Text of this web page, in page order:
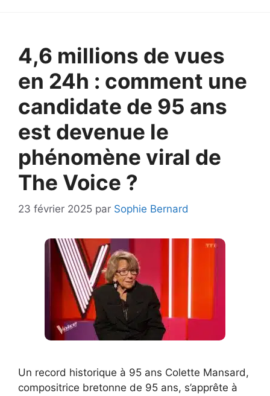
4,6 millions de vues
en 24h : comment une
candidate de 95 ans
est devenue le
phénomène viral de
The Voice ?
23 février 2025 par Sophie Bernard
Un record historique à 95 ans Colette Mansard,
compositrice bretonne de 95 ans, s’apprête à